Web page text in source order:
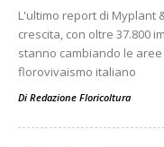
L'ultimo report di Myplant
crescita, con oltre 37.800
stanno cambiando le
florovivaismo italiano
Di Redazione Floricoltura